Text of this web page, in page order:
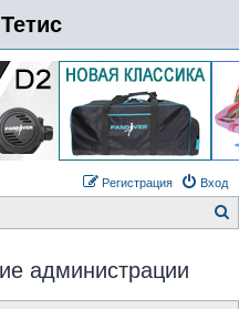
Вход
Регистрация
администрации